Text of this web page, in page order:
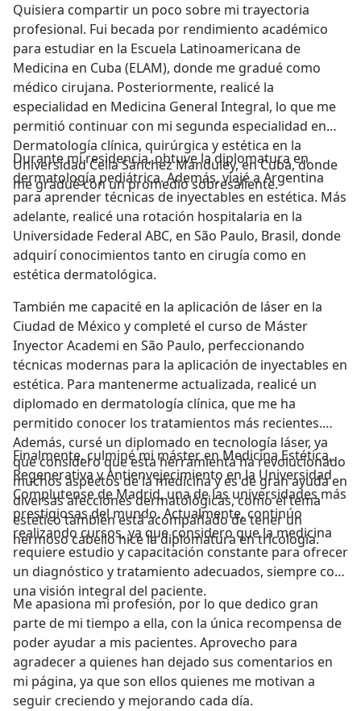
Quisiera compartir un poco sobre mi trayectoria
profesional. Fui becada por rendimiento académico
para estudiar en la Escuela Latinoamericana de
Medicina en Cuba (ELAM), donde me gradué como
médico cirujana. Posteriormente, realicé la
especialidad en Medicina General Integral, lo que me
permitió continuar con mi segunda especialidad en
Dermatología clínica, quirúrgica y estética en la
Universidad Celia Sánchez Manduley, en Cuba, donde
me gradué con un promedio sobresaliente.
Durante mi residencia, obtuve la diplomatura en
dermatología pediátrica. Además, viajé a Argentina
para aprender técnicas de inyectables en estética. Más
adelante, realicé una rotación hospitalaria en la
Universidade Federal ABC, en São Paulo, Brasil, donde
adquirí conocimientos tanto en cirugía como en
estética dermatológica.
También me capacité en la aplicación de láser en la
Ciudad de México y completé el curso de Máster
Inyector Academi en São Paulo, perfeccionando
técnicas modernas para la aplicación de inyectables en
estética. Para mantenerme actualizada, realicé un
diplomado en dermatología clínica, que me ha
permitido conocer los tratamientos más recientes.
Además, cursé un diplomado en tecnología láser, ya
que considero que esta herramienta ha revolucionado
muchos aspectos de la medicina y es de gran ayuda en
diversas afecciones dermatológicas, como el tema
estetico también está acompañado de tener un
hermoso cabello hice la diplomatura en tricología.
Finalmente, culminé mi máster en Medicina Estética,
Regenerativa y Antienvejecimiento en la Universidad
Complutense de Madrid, una de las universidades más
prestigiosas del mundo. Actualmente, continúo
realizando cursos, ya que considero que la medicina
requiere estudio y capacitación constante para ofrecer
un diagnóstico y tratamiento adecuados, siempre con
una visión integral del paciente.
Me apasiona mi profesión, por lo que dedico gran
parte de mi tiempo a ella, con la única recompensa de
poder ayudar a mis pacientes. Aprovecho para
agradecer a quienes han dejado sus comentarios en
mi página, ya que son ellos quienes me motivan a
seguir creciendo y mejorando cada día.